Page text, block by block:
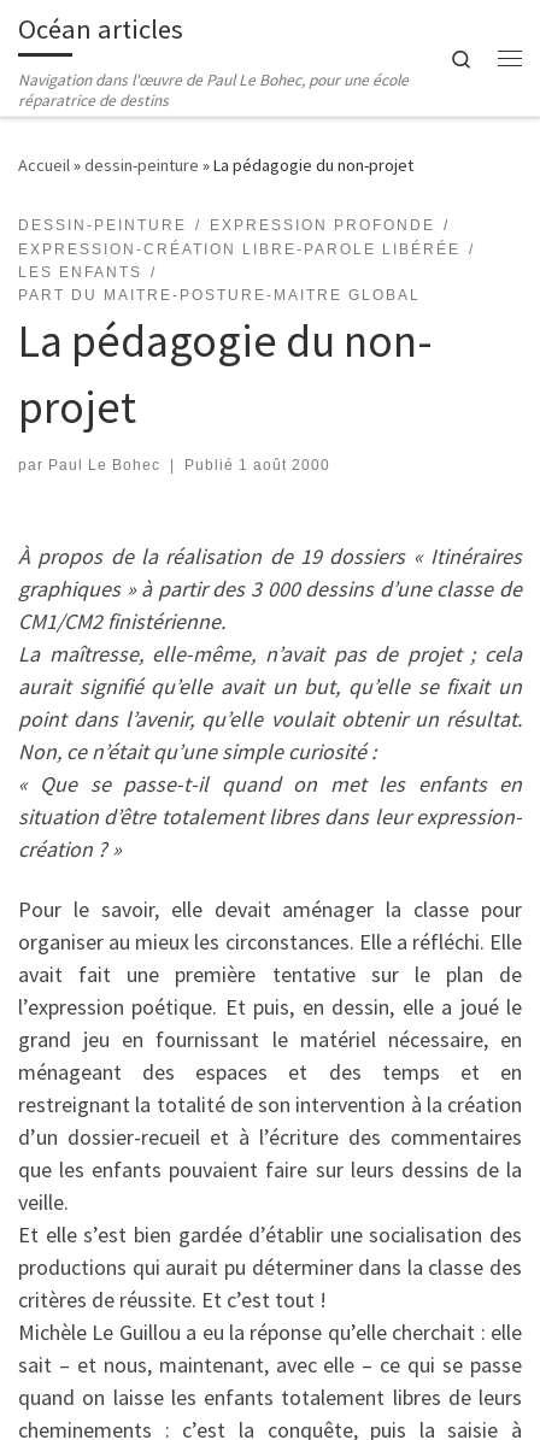
Passer au contenu
Océan articles
Navigation dans l'œuvre de Paul Le Bohec, pour une école
réparatrice de destins
Search
Accueil»dessin-peinture »La pédagogie du non-projet
DESSIN-PEINTURE
EXPRESSION PROFONDE
EXPRESSION-CRÉATION LIBRE-PAROLE LIBÉRÉE
LES ENFANTS
PART DU MAITRE-POSTURE-MAITRE GLOBAL
La pédagogie du non-
projet
par Paul Le Bohec | Publié 1 août 2000
À propos de la réalisation de 19 dossiers « Itinéraires
graphiques » à partir des 3 000 dessins d’une classe de
CM1/CM2 finistérienne.
La maîtresse, elle-même, n’avait pas de projet ; cela
aurait signifié qu’elle avait un but, qu’elle se fixait un
point dans l’avenir, qu’elle voulait obtenir un résultat.
Non, ce n’était qu’une simple curiosité :
« Que se passe-t-il quand on met les enfants en
situation d’être totalement libres dans leur expression-
création ? »
Pour le savoir, elle devait aménager la classe pour
organiser au mieux les circonstances. Elle a réfléchi. Elle
avait fait une première tentative sur le plan de
l’expression poétique. Et puis, en dessin, elle a joué le
grand jeu en fournissant le matériel nécessaire, en
ménageant des espaces et des temps et en
restreignant la totalité de son intervention à la création
d’un dossier-recueil et à l’écriture des commentaires
que les enfants pouvaient faire sur leurs dessins de la
veille.
Et elle s’est bien gardée d’établir une socialisation des
productions qui aurait pu déterminer dans la classe des
critères de réussite. Et c’est tout !
Michèle Le Guillou a eu la réponse qu’elle cherchait : elle
sait – et nous, maintenant, avec elle – ce qui se passe
quand on laisse les enfants totalement libres de leurs
cheminements : c’est la conquête, puis la saisie à